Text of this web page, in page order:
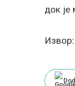
док је
Извор: